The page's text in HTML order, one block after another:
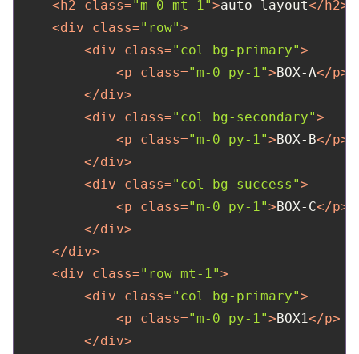
<h2 class="m-0 mt-1">auto layout</h2>
<div class="row">
<div class="col bg-primary">
<p class="m-0 py-1">BOX-A</p>
</div>
<div class="col bg-secondary">
<p class="m-0 py-1">BOX-B</p>
</div>
<div class="col bg-success">
<p class="m-0 py-1">BOX-C</p>
</div>
</div>
<div class="row mt-1">
<div class="col bg-primary">
<p class="m-0 py-1">BOX1</p>
</div>